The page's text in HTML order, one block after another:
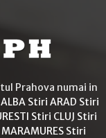
Prahova numai in
Stiri ARAD Stiri
Stiri CLUJ Stiri
Stiri